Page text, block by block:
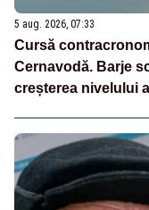
5 aug. 2026, 07:33
Cursă
Cernavodă. Barje
creșterea nivelului